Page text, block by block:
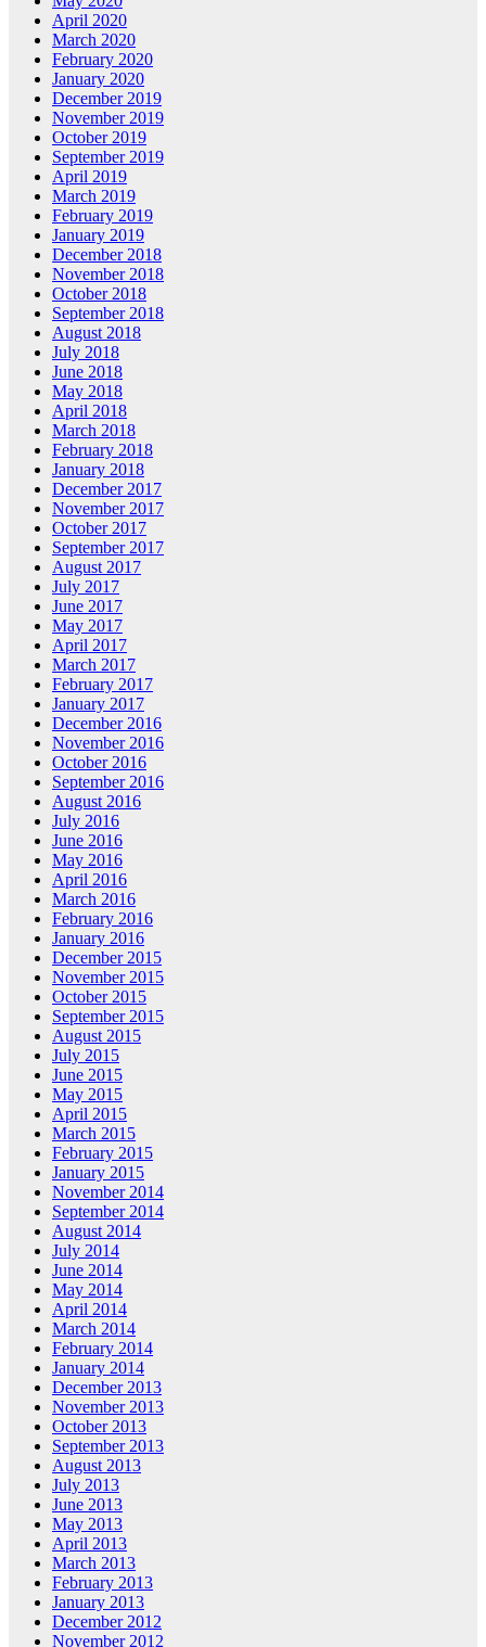
April 2020
March 2020
February 2020
January 2020
December 2019
November 2019
October 2019
September 2019
April 2019
March 2019
February 2019
January 2019
December 2018
November 2018
October 2018
September 2018
August 2018
July 2018
June 2018
May 2018
April 2018
March 2018
February 2018
January 2018
December 2017
November 2017
October 2017
September 2017
August 2017
July 2017
June 2017
May 2017
April 2017
March 2017
February 2017
January 2017
December 2016
November 2016
October 2016
September 2016
August 2016
July 2016
June 2016
May 2016
April 2016
March 2016
February 2016
January 2016
December 2015
November 2015
October 2015
September 2015
August 2015
July 2015
June 2015
May 2015
April 2015
March 2015
February 2015
January 2015
November 2014
September 2014
August 2014
July 2014
June 2014
May 2014
April 2014
March 2014
February 2014
January 2014
December 2013
November 2013
October 2013
September 2013
August 2013
July 2013
June 2013
May 2013
April 2013
March 2013
February 2013
January 2013
December 2012
November 2012